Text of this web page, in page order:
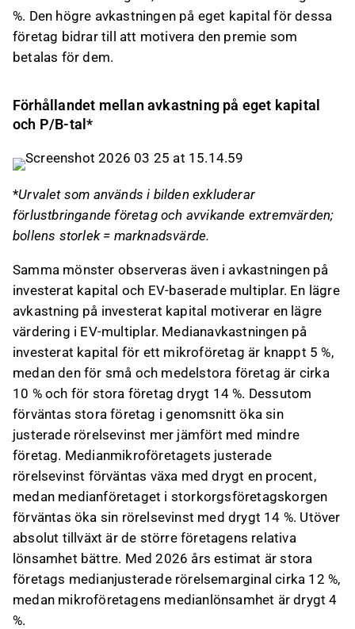
%. Den högre avkastningen på eget kapital för dessa
företag bidrar till att motivera den premie som
betalas för dem.
Förhållandet mellan avkastning på eget kapital
och P/B-tal*
*Urvalet som används i bilden exkluderar
förlustbringande företag och avvikande extremvärden;
bollens storlek = marknadsvärde.
Samma mönster observeras även i avkastningen på
investerat kapital och EV-baserade multiplar. En lägre
avkastning på investerat kapital motiverar en lägre
värdering i EV-multiplar. Medianavkastningen på
investerat kapital för ett mikroföretag är knappt 5 %,
medan den för små och medelstora företag är cirka
10 % och för stora företag drygt 14 %. Dessutom
förväntas stora företag i genomsnitt öka sin
justerade rörelsevinst mer jämfört med mindre
företag. Medianmikroföretagets justerade
rörelsevinst förväntas växa med drygt en procent,
medan medianföretaget i storkorgsföretagskorgen
förväntas öka sin rörelsevinst med drygt 14 %. Utöver
absolut tillväxt är de större företagens relativa
lönsamhet bättre. Med 2026 års estimat är stora
företags medianjusterade rörelsemarginal cirka 12 %,
medan mikroföretagens medianlönsamhet är drygt 4
%.